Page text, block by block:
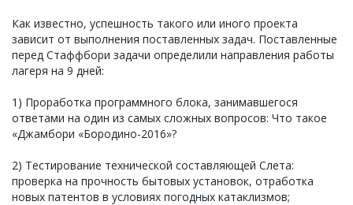
Как известно, успешность такого или иного проекта
зависит от выполнения поставленных задач. Поставленные
перед Стаффбори задачи определили направления работы
лагеря на 9 дней:
1) Проработка программного блока, занимавшегося
ответами на один из самых сложных вопросов: Что такое
«Джамбори «Бородино-2016»?
2) Тестирование технической составляющей Слета:
проверка на прочность бытовых установок, отработка
новых патентов в условиях погодных катаклизмов;